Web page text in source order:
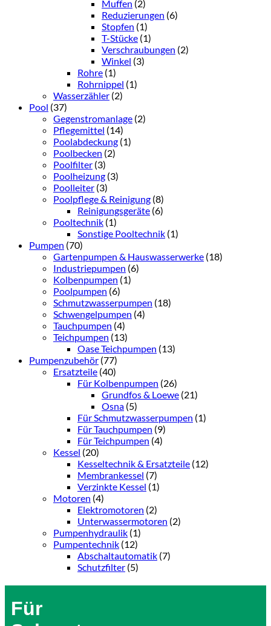
Muffen (2)
Reduzierungen (6)
Stopfen (1)
T-Stücke (1)
Verschraubungen (2)
Winkel (3)
Rohre (1)
Rohrnippel (1)
Wasserzähler (2)
Pool (37)
Gegenstromanlage (2)
Pflegemittel (14)
Poolabdeckung (1)
Poolbecken (2)
Poolfilter (3)
Poolheizung (3)
Poolleiter (3)
Poolpflege & Reinigung (8)
Reinigungsgeräte (6)
Pooltechnik (1)
Sonstige Pooltechnik (1)
Pumpen (70)
Gartenpumpen & Hauswasserwerke (18)
Industriepumpen (6)
Kolbenpumpen (1)
Poolpumpen (6)
Schmutzwasserpumpen (18)
Schwengelpumpen (4)
Tauchpumpen (4)
Teichpumpen (13)
Oase Teichpumpen (13)
Pumpenzubehör (77)
Ersatzteile (40)
Für Kolbenpumpen (26)
Grundfos & Loewe (21)
Osna (5)
Für Schmutzwasserpumpen (1)
Für Tauchpumpen (9)
Für Teichpumpen (4)
Kessel (20)
Kesseltechnik & Ersatzteile (12)
Membrankessel (7)
Verzinkte Kessel (1)
Motoren (4)
Elektromotoren (2)
Unterwassermotoren (2)
Pumpenhydraulik (1)
Pumpentechnik (12)
Abschaltautomatik (7)
Schutzfilter (5)
Für